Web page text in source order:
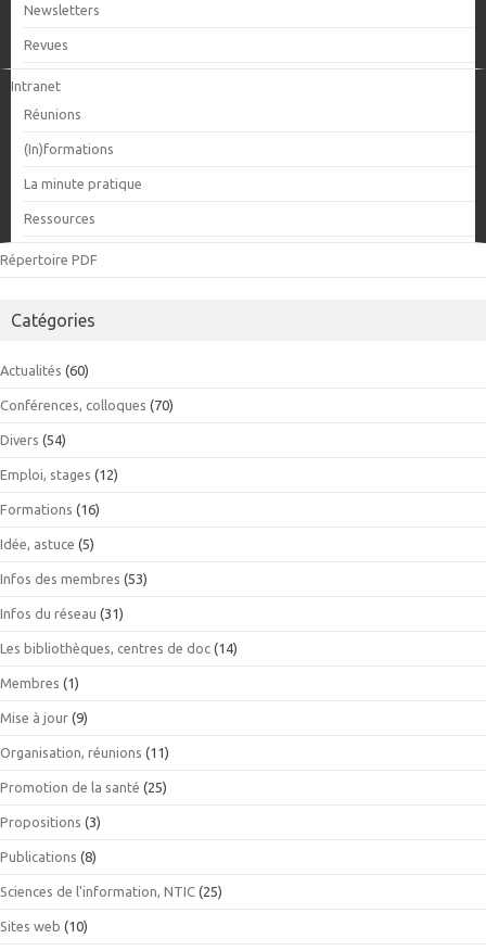
Newsletters
Revues
Intranet
Réunions
(In)formations
La minute pratique
Ressources
Répertoire PDF
Catégories
Actualités (60)
Conférences, colloques (70)
Divers (54)
Emploi, stages (12)
Formations (16)
Idée, astuce (5)
Infos des membres (53)
Infos du réseau (31)
Les bibliothèques, centres de doc (14)
Membres (1)
Mise à jour (9)
Organisation, réunions (11)
Promotion de la santé (25)
Propositions (3)
Publications (8)
Sciences de l'information, NTIC (25)
Sites web (10)